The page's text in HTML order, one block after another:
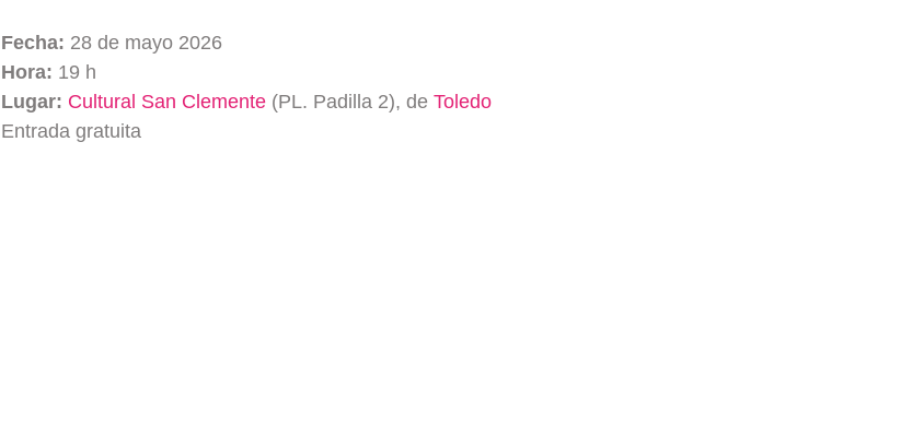
Fecha: 28 de mayo 2026
Hora: 19 h
Lugar: Cultural San Clemente (PL. Padilla 2), de Toledo
Entrada gratuita